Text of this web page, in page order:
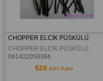
CHOPPER ELCİK PÜSKÜLÜ
CHOPPER ELCİK PÜSKÜLÜ
091422050384
₺28 KDV Dahil